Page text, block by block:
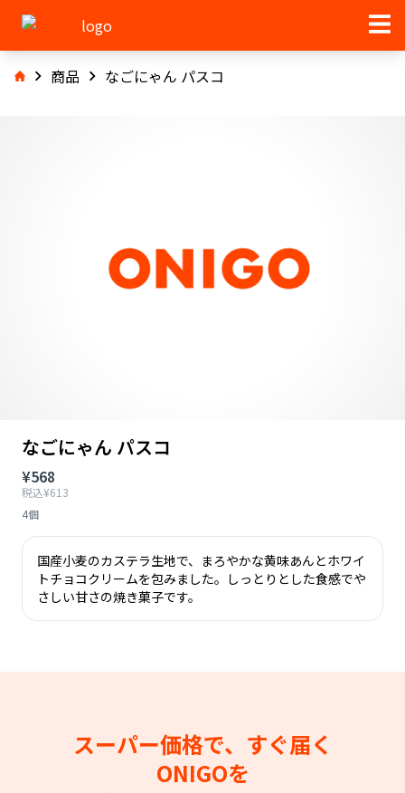
商品 なごにゃん パスコ
なごにゃん パスコ
¥568
税込¥613
4個
国産小麦のカステラ生地で、まろやかな黄味あんとホワイ
トチョコクリームを包みました。しっとりとした食感でや
さしい甘さの焼き菓子です。
スーパー価格で、すぐ届く
ONIGOを